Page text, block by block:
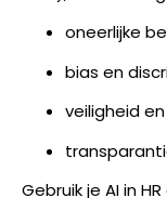
oneerlijke
bias en
veiligheid
Gebruik je AI in